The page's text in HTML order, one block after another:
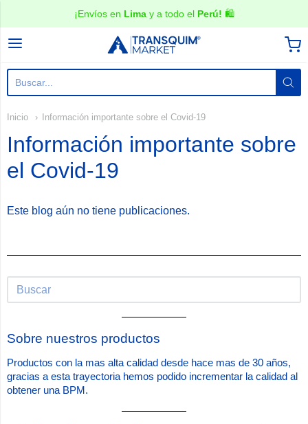
¡Envíos en Limay a todo el Perú! 🛍️
TRANSQUIM Market
Inicio Información importante sobre el Covid-19
Información importante sobre
el Covid-19
Este blog aún no tiene publicaciones.
Sidebar
separator
Sobre nuestros productos
Productos con la mas alta calidad desde hace mas de 30 años,
gracias a esta trayectoria hemos podido incrementar la calidad al
obtener una BPM.